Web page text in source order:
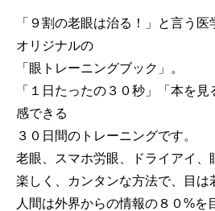
「９割の老眼は治る！」と言う
オリジナルの
「眼トレーニングブック」。
「１日たったの３０秒」「本を
感できる
３０日間のトレーニングです。
老眼、スマホ労眼、ドライアイ、
楽しく、カンタンな方法で、目は
人間は外界からの情報の８０%を